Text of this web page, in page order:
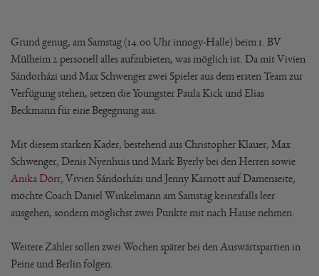
Grund genug, am Samstag (14.00 Uhr innogy-Halle) beim 1. BV
Mülheim 2 personell alles aufzubieten, was möglich ist. Da mit Vivien
Sándorházi und Max Schwenger zwei Spieler aus dem ersten Team zur
Verfügung stehen, setzen die Youngster Paula Kick und Elias
Beckmann für eine Begegnung aus.
Mit diesem starken Kader, bestehend aus Christopher Klauer, Max
Schwenger, Denis Nyenhuis und Mark Byerly bei den Herren sowie
Anika Dörr, Vivien Sándorházi und Jenny Karnott auf Damenseite,
möchte Coach Daniel Winkelmann am Samstag keinesfalls leer
ausgehen, sondern möglichst zwei Punkte mit nach Hause nehmen.
Weitere Zähler sollen zwei Wochen später bei den Auswärtspartien in
Peine und Berlin folgen.